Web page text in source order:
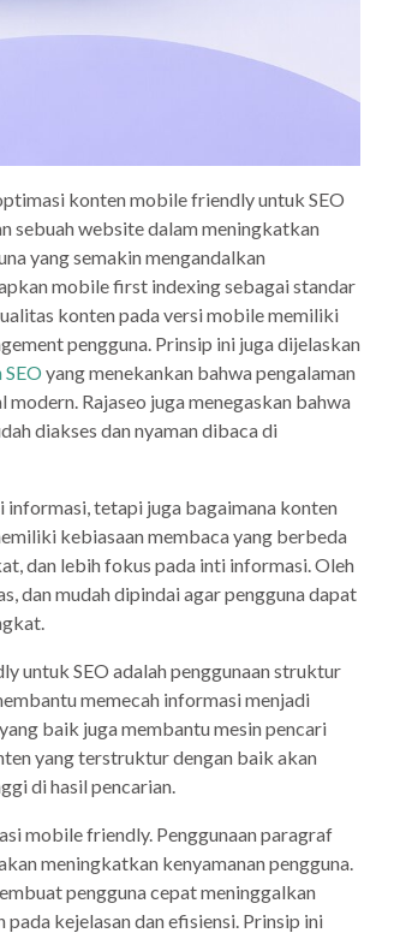
konten mobile friendly untuk SEO
sebuah website dalam meningkatkan
yang semakin mengandalkan
mobile first indexing sebagai standar
konten pada versi mobile memiliki
pengguna. Prinsip ini juga dijelaskan
yang menekankan bahwa pengalaman
Rajaseo juga menegaskan bahwa
diakses dan nyaman dibaca di
tetapi juga bagaimana konten
kebiasaan membaca yang berbeda
dan lebih fokus pada inti informasi. Oleh
dan mudah dipindai agar pengguna dapat
untuk SEO adalah penggunaan struktur
memecah informasi menjadi
baik juga membantu mesin pencari
yang terstruktur dengan baik akan
di hasil pencarian.
mobile friendly. Penggunaan paragraf
meningkatkan kenyamanan pengguna.
pengguna cepat meninggalkan
kejelasan dan efisiensi. Prinsip ini